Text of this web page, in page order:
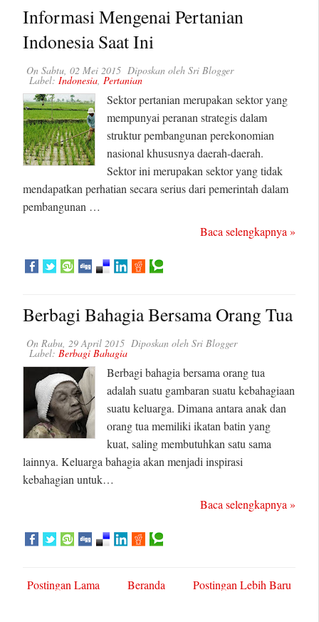
Informasi Mengenai Pertanian
Indonesia Saat Ini
On Sabtu, 02 Mei 2015 Diposkan oleh Sri Blogger
Label:Indonesia,Pertanian
Sektor pertanian merupakan sektor yang
mempunyai peranan strategis dalam
struktur pembangunan perekonomian
nasional khususnya daerah-daerah.
Sektor ini merupakan sektor yang tidak
mendapatkan perhatian secara serius dari pemerintah dalam
pembangunan …
Baca selengkapnya »
Berbagi Bahagia Bersama Orang Tua
On Rabu, 29 April 2015 Diposkan oleh Sri Blogger
Label:Berbagi Bahagia
Berbagi bahagia bersama orang tua
adalah suatu gambaran suatu kebahagiaan
suatu keluarga. Dimana antara anak dan
orang tua memiliki ikatan batin yang
kuat, saling membutuhkan satu sama
lainnya. Keluarga bahagia akan menjadi inspirasi
kebahagian untuk…
Baca selengkapnya »
Postingan Lebih Baru
Postingan Lama Beranda